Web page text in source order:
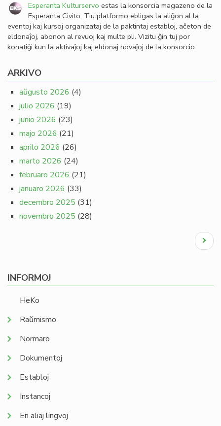
Esperanta Kulturservo estas la konsorcia magazeno de la
Esperanta Civito. Tiu platformo ebligas la aliĝon al la
eventoj kaj kursoj organizataj de la paktintaj establoj, aĉeton de
eldonaĵoj, abonon al revuoj kaj multe pli. Vizitu ĝin tuj por
konatiĝi kun la aktivaĵoj kaj eldonaj novaĵoj de la konsorcio.
ARKIVO
aŭgusto 2026 (4)
julio 2026 (19)
junio 2026 (23)
majo 2026 (21)
aprilo 2026 (26)
marto 2026 (24)
februaro 2026 (21)
januaro 2026 (33)
decembro 2025 (31)
novembro 2025 (28)
Next
page
INFORMOJ
HeKo
Raŭmismo
Normaro
Dokumentoj
Establoj
Instancoj
En aliaj lingvoj